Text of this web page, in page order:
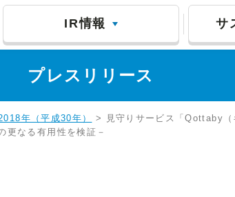
IR情報 サ
プレスリリース
年（平成30年）
> 見守りサービス「Qottaby（
更なる有用性を検証－